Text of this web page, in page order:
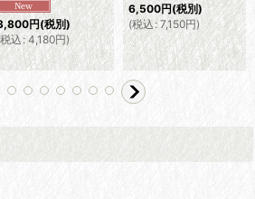
円(税別)
税込: 4,180円)
6,500円(税別)
(税込 : 7,150円)